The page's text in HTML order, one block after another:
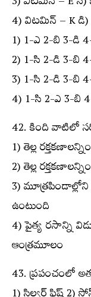
4) విటమిన్ – K
1) 1-ఎ 2-బి 3-డి
2) 1-సి 2-డి 3-బి
3) 1-సి 2-డి 3-బి
4) 1-సి 2-ఎ 3-బి
42. కింది వాటిలో
1) తెల్ల
2) తెల్ల
3)
ఉంటుంది
4) పైత్య రసాన్ని
ఆంత్రమూలం
43. ప్రపంచంలో